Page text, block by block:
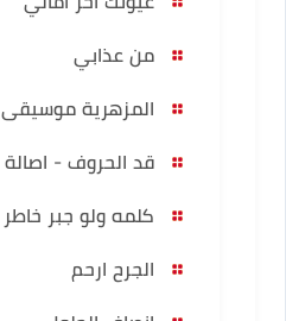
من عذابي
المزهرية موسيقى
قد الحروف - اصالة
كلمه ولو جبر خاطر
الجرح ارحم